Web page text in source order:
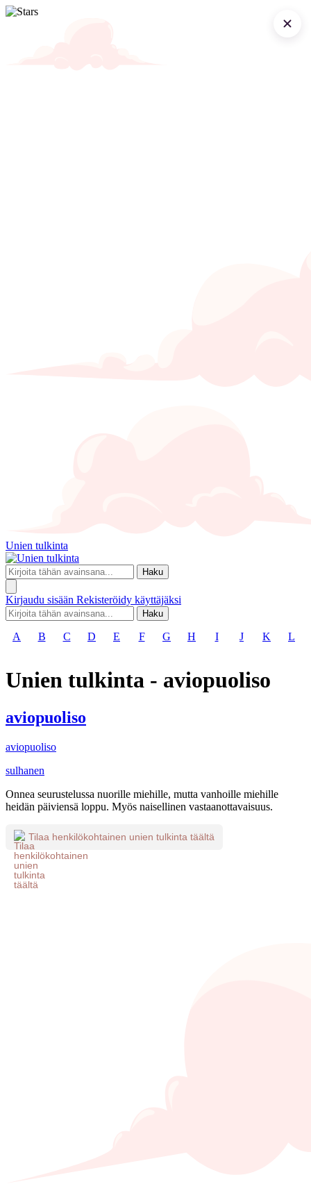
Unien tulkinta
Haku
Kirjaudu sisään Rekisteröidy käyttäjäksi
Haku
A B C D E F G H I J K L
Unien tulkinta - aviopuoliso
aviopuoliso
aviopuoliso
sulhanen
Onnea seurustelussa nuorille miehille, mutta vanhoille miehille
heidän päiviensä loppu. Myös naisellinen vastaanottavaisuus.
Tilaa henkilökohtainen unien tulkinta täältä